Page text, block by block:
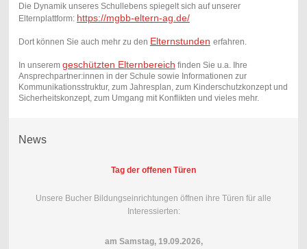
Die Dynamik unseres Schullebens spiegelt sich auf unserer
Elternplattform: https://mgbb-eltern-ag.de/
Dort können Sie auch mehr zu den Elternstunden erfahren.
In unserem geschützten Elternbereich finden Sie u.a. Ihre
Ansprechpartner:innen in der Schule sowie Informationen zur
Kommunikationsstruktur, zum Jahresplan, zum Kinderschutzkonzept und
Sicherheitskonzept, zum Umgang mit Konflikten und vieles mehr.
News
Tag der offenen Türen
Unsere Bucher Bildungseinrichtungen öffnen ihre Türen für alle
Interessierten:
am Samstag, 19.09.2026,